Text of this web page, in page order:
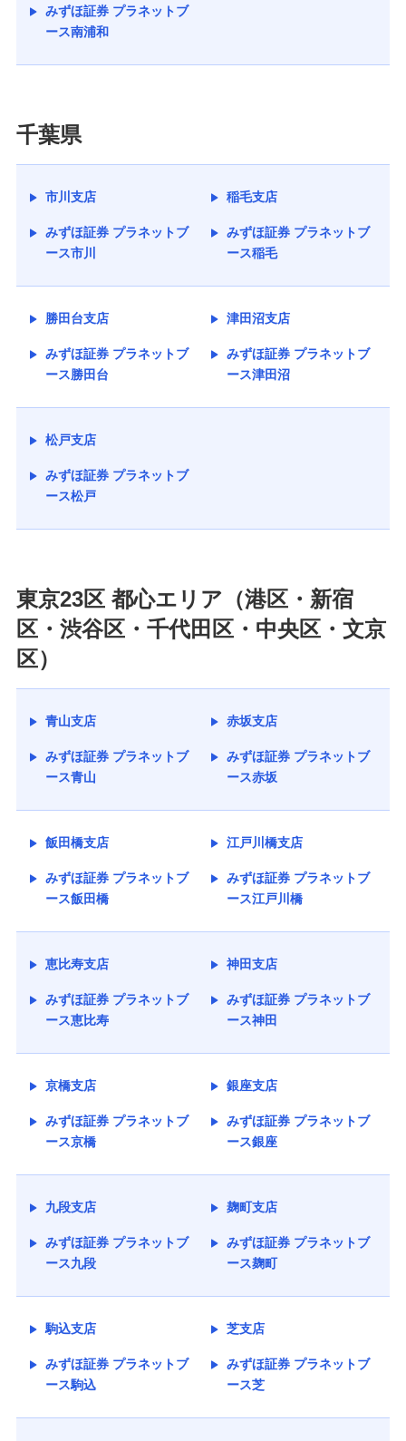
みずほ証券 プラネットブ
ース南浦和
千葉県
市川支店
みずほ証券 プラネットブ
ース市川
稲毛支店
みずほ証券 プラネットブ
ース稲毛
勝田台支店
みずほ証券 プラネットブ
ース勝田台
津田沼支店
みずほ証券 プラネットブ
ース津田沼
松戸支店
みずほ証券 プラネットブ
ース松戸
東京23区 都心エリア（港区・新宿
区・渋谷区・千代田区・中央区・文京
区）
青山支店
みずほ証券 プラネットブ
ース青山
赤坂支店
みずほ証券 プラネットブ
ース赤坂
飯田橋支店
みずほ証券 プラネットブ
ース飯田橋
江戸川橋支店
みずほ証券 プラネットブ
ース江戸川橋
恵比寿支店
みずほ証券 プラネットブ
ース恵比寿
神田支店
みずほ証券 プラネットブ
ース神田
京橋支店
みずほ証券 プラネットブ
ース京橋
銀座支店
みずほ証券 プラネットブ
ース銀座
九段支店
みずほ証券 プラネットブ
ース九段
麹町支店
みずほ証券 プラネットブ
ース麹町
駒込支店
みずほ証券 プラネットブ
ース駒込
芝支店
みずほ証券 プラネットブ
ース芝